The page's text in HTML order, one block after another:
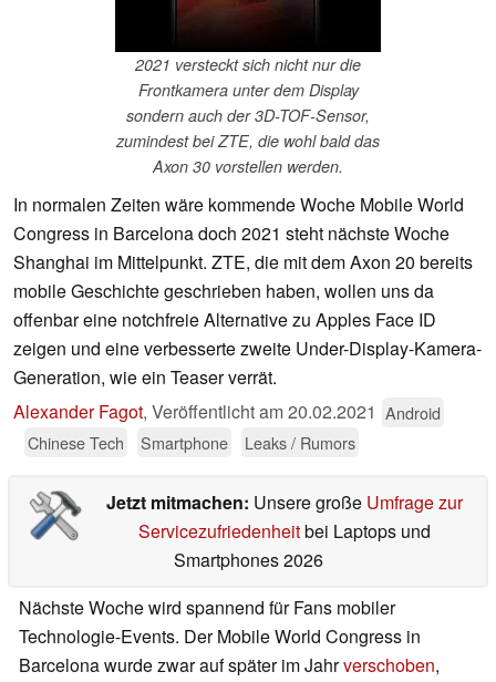
2021 versteckt sich nicht nur die
Frontkamera unter dem Display
sondern auch der 3D-TOF-Sensor,
zumindest bei ZTE, die wohl bald das
Axon 30 vorstellen werden.
In normalen Zeiten wäre kommende Woche Mobile World
Congress in Barcelona doch 2021 steht nächste Woche
Shanghai im Mittelpunkt. ZTE, die mit dem Axon 20 bereits
mobile Geschichte geschrieben haben, wollen uns da
offenbar eine notchfreie Alternative zu Apples Face ID
zeigen und eine verbesserte zweite Under-Display-Kamera-
Generation, wie ein Teaser verrät.
Alexander Fagot, Veröffentlicht am20.02.2021 Android
Chinese Tech
Smartphone Leaks / Rumors
Jetzt mitmachen: Unsere große Umfrage zur
Servicezufriedenheitbei Laptops und
Smartphones 2026
Nächste Woche wird spannend für Fans mobiler
Technologie-Events. Der Mobile World Congress in
Barcelona wurde zwar auf später im Jahrverschoben,